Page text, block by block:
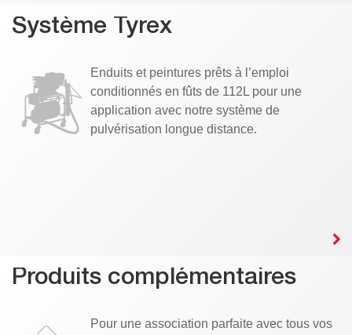
Système Tyrex
Enduits et peintures prêts à l’emploi
conditionnés en fûts de 112L pour une
application avec notre système de
pulvérisation longue distance.
Produits complémentaires
Pour une association parfaite avec tous vos